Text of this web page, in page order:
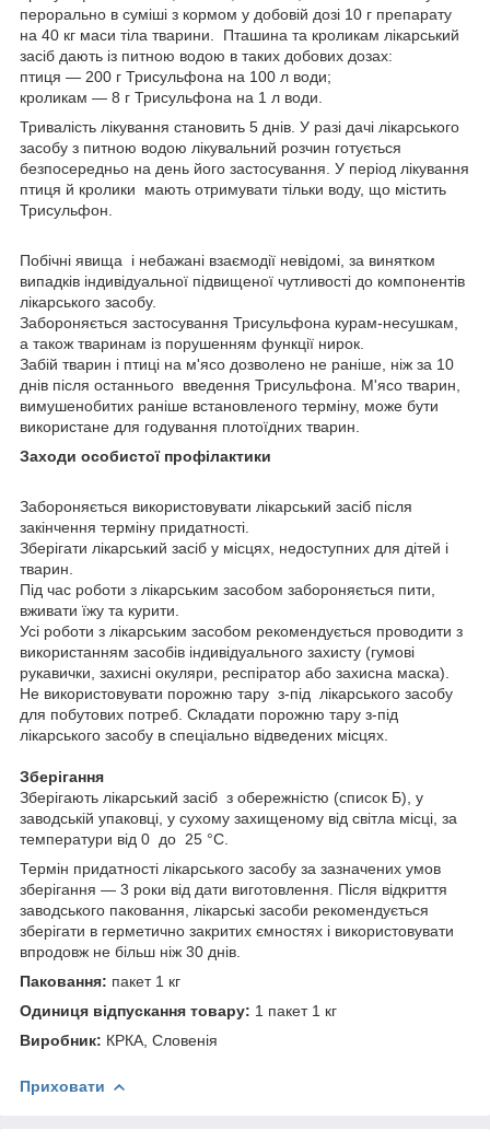
перорально в суміші з кормом у добовій дозі 10 г препарату
на 40 кг маси тіла тварини. Пташина та кроликам лікарський
засіб дають із питною водою в таких добових дозах:
птиця — 200 г Трисульфона на 100 л води;
кроликам — 8 г Трисульфона на 1 л води.
Тривалість лікування становить 5 днів. У разі дачі лікарського
засобу з питною водою лікувальний розчин готується
безпосередньо на день його застосування. У період лікування
птиця й кролики мають отримувати тільки воду, що містить
Трисульфон.
Побічні явища і небажані взаємодії невідомі, за винятком
випадків індивідуальної підвищеної чутливості до компонентів
лікарського засобу.
Забороняється застосування Трисульфона курам-несушкам,
а також тваринам із порушенням функції нирок.
Забій тварин і птиці на м'ясо дозволено не раніше, ніж за 10
днів після останнього введення Трисульфона. М'ясо тварин,
вимушенобитих раніше встановленого терміну, може бути
використане для годування плотоїдних тварин.
Заходи особистої профілактики
Забороняється використовувати лікарський засіб після
закінчення терміну придатності.
Зберігати лікарський засіб у місцях, недоступних для дітей і
тварин.
Під час роботи з лікарським засобом забороняється пити,
вживати їжу та курити.
Усі роботи з лікарським засобом рекомендується проводити з
використанням засобів індивідуального захисту (гумові
рукавички, захисні окуляри, респіратор або захисна маска).
Не використовувати порожню тару з-під лікарського засобу
для побутових потреб. Складати порожню тару з-під
лікарського засобу в спеціально відведених місцях.
Зберігання
Зберігають лікарський засіб з обережністю (список Б), у
заводській упаковці, у сухому захищеному від світла місці, за
температури від 0 до 25 °С.
Термін придатності лікарського засобу за зазначених умов
зберігання — 3 роки від дати виготовлення. Після відкриття
заводського паковання, лікарські засоби рекомендується
зберігати в герметично закритих ємностях і використовувати
впродовж не більш ніж 30 днів.
Паковання: пакет 1 кг
Одиниця відпускання товару: 1 пакет 1 кг
Виробник: КРКА, Словенія
Приховати